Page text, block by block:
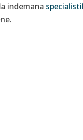
indemana